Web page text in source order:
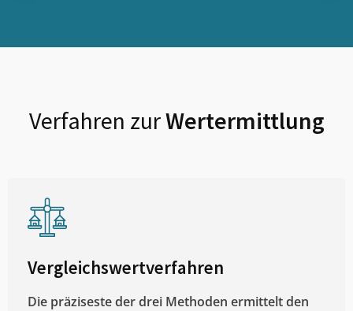
Verfahren zurWertermittlung
Vergleichswertverfahren
Die präziseste der drei Methoden ermittelt den